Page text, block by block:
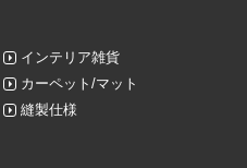
インテリア雑貨
カーペット/マット
縫製仕様